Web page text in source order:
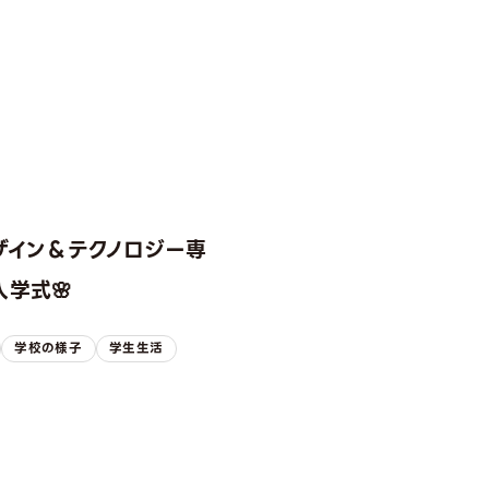
ン＆テクノロジー専
学式🌸
学校の様子 学生生活